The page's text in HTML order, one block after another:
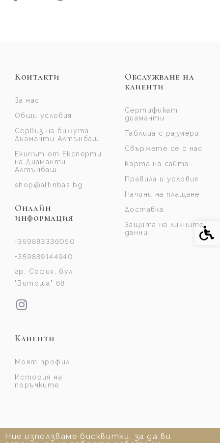
Ние използваме бисквитки, за да ви
Контакти
За нас
Общи условия
Сервиз на бижута
Диаманти Алтънбаш
Екипът от Експерти
на Диаманти
Алтънбаш
shop@altinbas.bg
Онлайн
информация
+359883336050
+359889144940
гр. София, бул.
"Витоша" 68
Обслужване на
клиенти
Сертификат
диаманти
Таблица с размери
Свържете се с нас
Карта на сайта
Правила и условия
Начини на плащане
Доставка
Защита на личните
данни
Клиенти
Моят профил
История на
поръчките